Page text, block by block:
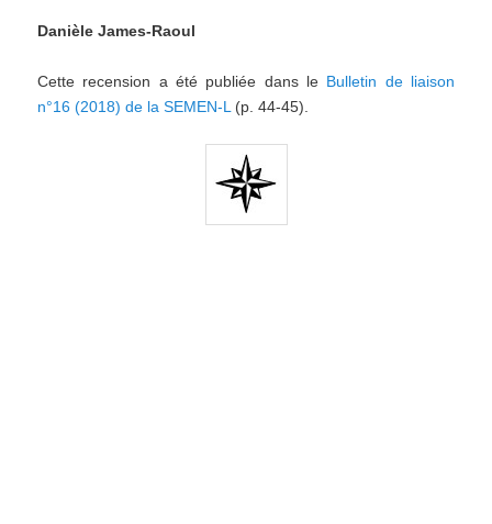
Danièle James-Raoul
Cette recension a été publiée dans leBulletin de liaison
n°16 (2018) de la SEMEN-L (p. 44-45).